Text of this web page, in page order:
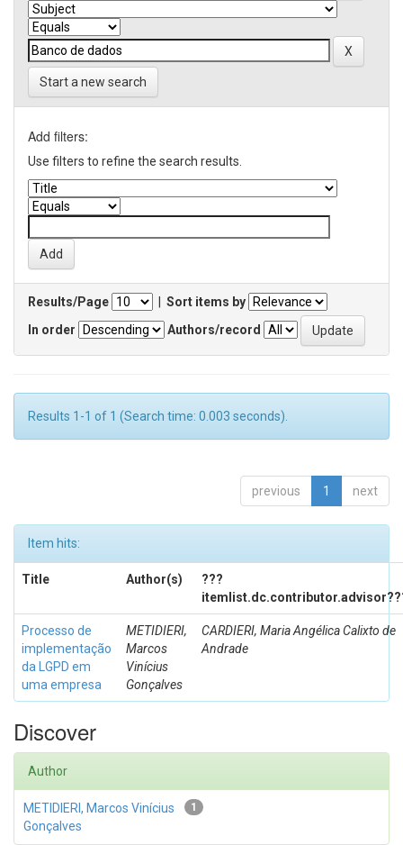
Start a new search
Add filters:
Use filters to refine the search results.
Results/Page
Sort items by
In order
Authors/record
Results 1-1 of 1 (Search time: 0.003 seconds).
previous 1 next
Item hits:
Title Author(s)
???
Processo de
implementação
da LGPD em
uma empresa
METIDIERI,
Marcos
Vinícius
Gonçalves
CARDIERI, Maria Angélica Calixto de
Andrade
Discover
Author
1
METIDIERI, Marcos Vinícius
Gonçalves